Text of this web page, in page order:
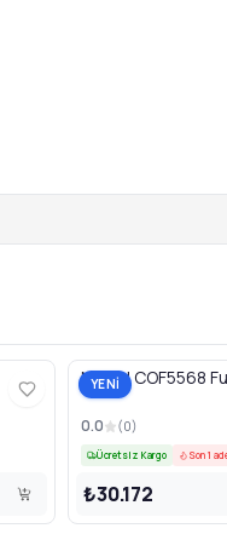
YENİ
Newal COF5568
0.0 (0)
Ücretsiz Kargo Son 1
₺30.172